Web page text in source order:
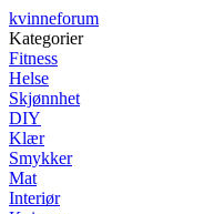
kvinneforum
Kategorier
Fitness
Helse
Skjønnhet
DIY
Klær
Smykker
Mat
Interiør